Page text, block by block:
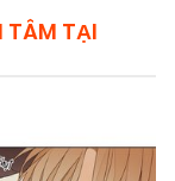
TÂM TẠI